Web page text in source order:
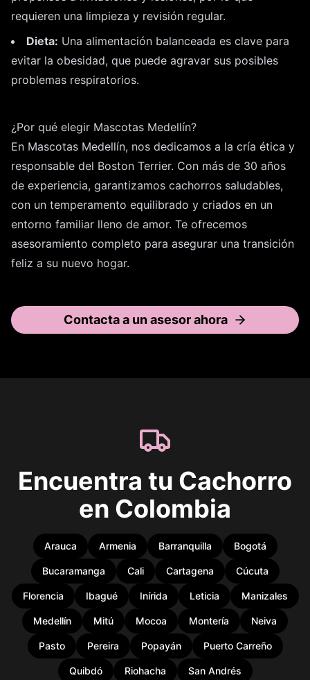
requieren una limpieza y revisión regular.
Dieta: Una alimentación balanceada es clave para
evitar la obesidad, que puede agravar sus posibles
problemas respiratorios.
¿Por qué elegir Mascotas Medellín?
En Mascotas Medellín, nos dedicamos a la cría ética y
responsable del Boston Terrier. Con más de 30 años
de experiencia, garantizamos cachorros saludables,
con un temperamento equilibrado y criados en un
entorno familiar lleno de amor. Te ofrecemos
asesoramiento completo para asegurar una transición
feliz a su nuevo hogar.
Contacta a un asesor ahora
Encuentra tu Cachorro
en Colombia
Arauca Armenia Barranquilla Bogotá
Bucaramanga Cali Cartagena Cúcuta
Florencia Ibagué Inírida Leticia Manizales
Medellín Mitú Mocoa Montería Neiva
Pasto Pereira Popayán Puerto Carreño
Quibdó Riohacha San Andrés